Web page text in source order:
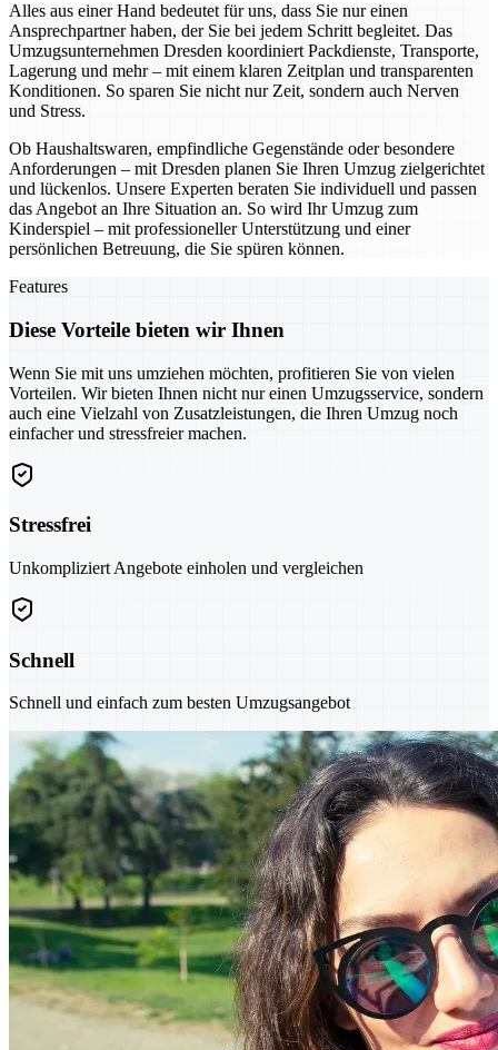
Alles aus einer Hand bedeutet für uns, dass Sie nur einen
Ansprechpartner haben, der Sie bei jedem Schritt begleitet. Das
Umzugsunternehmen Dresden koordiniert Packdienste, Transporte,
Lagerung und mehr – mit einem klaren Zeitplan und transparenten
Konditionen. So sparen Sie nicht nur Zeit, sondern auch Nerven
und Stress.
Ob Haushaltswaren, empfindliche Gegenstände oder besondere
Anforderungen – mit Dresden planen Sie Ihren Umzug zielgerichtet
und lückenlos. Unsere Experten beraten Sie individuell und passen
das Angebot an Ihre Situation an. So wird Ihr Umzug zum
Kinderspiel – mit professioneller Unterstützung und einer
persönlichen Betreuung, die Sie spüren können.
Features
Diese Vorteile bieten wir Ihnen
Wenn Sie mit uns umziehen möchten, profitieren Sie von vielen
Vorteilen. Wir bieten Ihnen nicht nur einen Umzugsservice, sondern
auch eine Vielzahl von Zusatzleistungen, die Ihren Umzug noch
einfacher und stressfreier machen.
Stressfrei
Unkompliziert Angebote einholen und vergleichen
Schnell
Schnell und einfach zum besten Umzugsangebot